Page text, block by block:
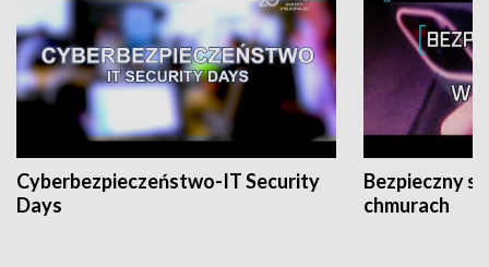
Cyberbezpieczeństwo-IT Security
Days
Bezpieczny
chmurach